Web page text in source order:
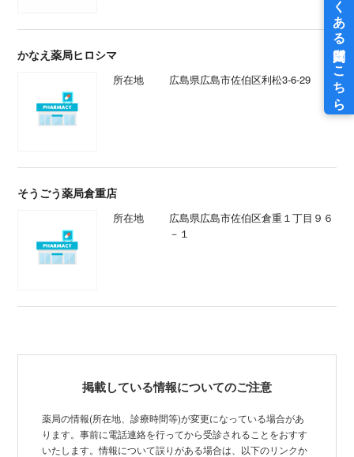
かなえ薬局ヒロシマ
所在地 広島県広島市佐伯区利松3-6-29
そうごう薬局倉重店
所在地
広島県広島市佐伯区倉重１丁目９６
－１
掲載している情報についてのご注意
薬局の情報(所在地、診療時間等)が変更になっている場合があ
ります。事前に電話連絡を行ってから受診されることをおすす
いたします。情報について誤りがある場合は、以下のリンクか